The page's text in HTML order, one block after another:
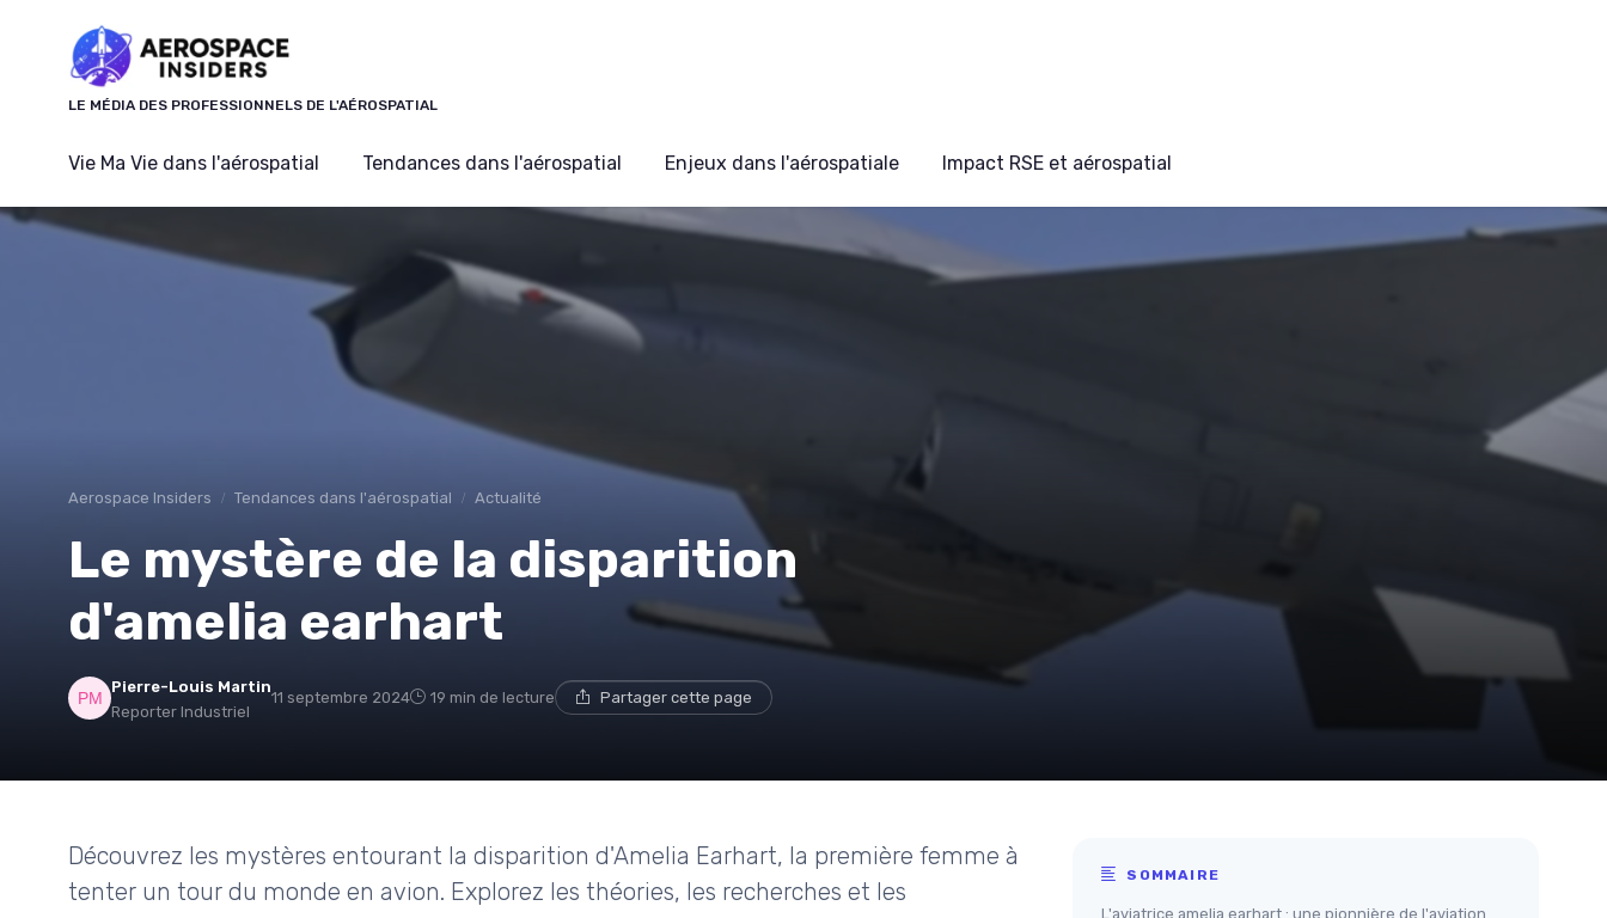
LE MÉDIA DES PROFESSIONNELS DE L'AÉROSPATIAL
Vie Ma Vie dans l'aérospatial Tendances dans l'aérospatial Enjeux dans l'aérospatiale Impact RSE et aérospatial
Aerospace Insiders Tendances dans l'aérospatial Actualité
Le mystère de la disparition
d'amelia earhart
Pierre-Louis Martin
Reporter Industriel
11 septembre 2024 19 min de lecture Partager cette page
Découvrez les mystères entourant la disparition d'Amelia Earhart, la première femme à
tenter un tour du monde en avion. Explorez les théories, les recherches et les
SOMMAIRE
L'aviatrice amelia earhart : une pionnière de l'aviation